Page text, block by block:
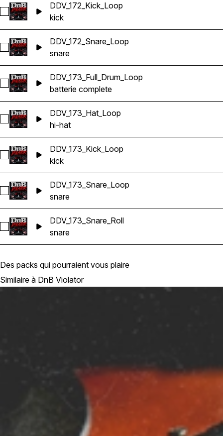
Sélectionnez DDV_172_Kick_Loop
DDV_172_Kick_Loop
kick
Sélectionnez DDV_172_Snare_Loop
DDV_172_Snare_Loop
snare
Sélectionnez DDV_173_Full_Drum_Loop
DDV_173_Full_Drum_Loop
batterie complete
Sélectionnez DDV_173_Hat_Loop
DDV_173_Hat_Loop
hi-hat
Sélectionnez DDV_173_Kick_Loop
DDV_173_Kick_Loop
kick
Sélectionnez DDV_173_Snare_Loop
DDV_173_Snare_Loop
snare
Sélectionnez DDV_173_Snare_Roll
DDV_173_Snare_Roll
snare
Des packs qui pourraient vous plaire
Similaire à DnB Violator